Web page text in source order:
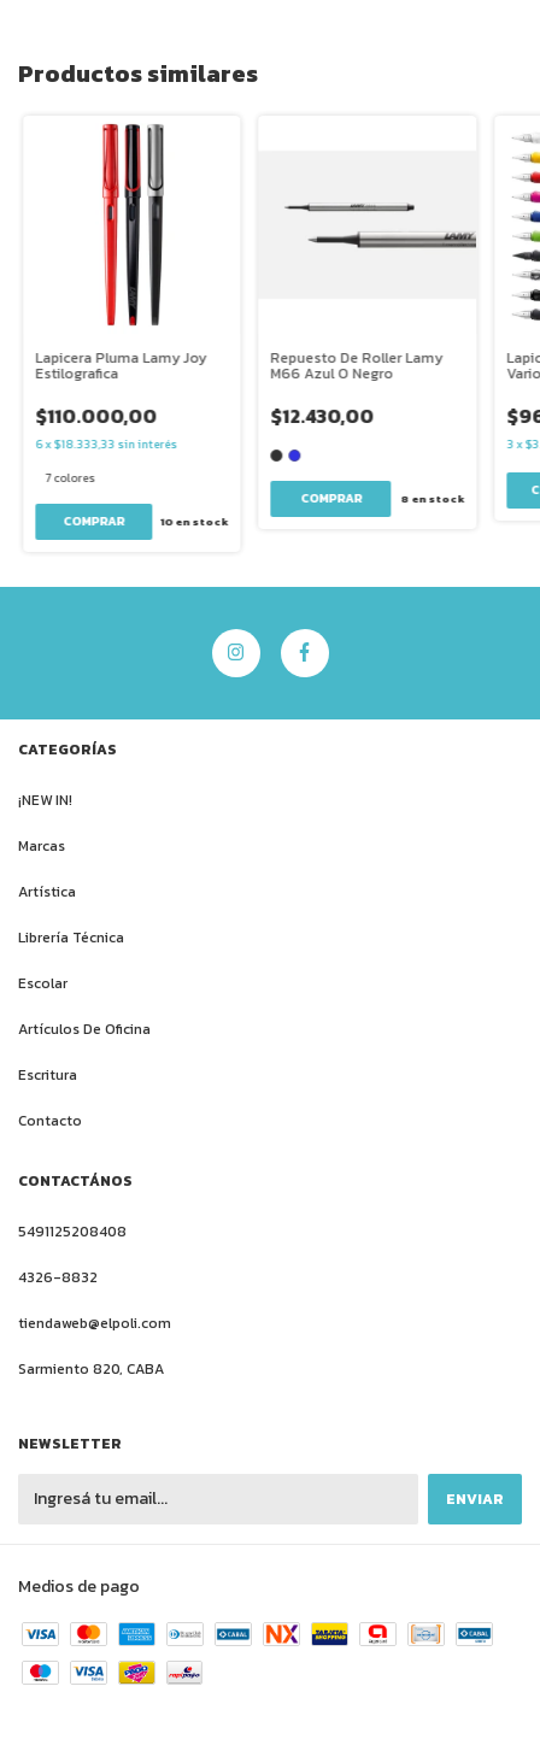
Productos similares
Lapicera Pluma Lamy Joy
Estilografica
$110.000,00
6x$18.333,33 sin interés
7 colores
COMPRAR 10en stock
Repuesto De Roller Lamy
M66 Azul O Negro
$12.430,00
COMPRAR 8 en stock
3x
CATEGORÍAS
¡NEW IN!
Marcas
Artística
Librería Técnica
Escolar
Artículos De Oficina
Escritura
Contacto
CONTACTÁNOS
5491125208408
4326-8832
tiendaweb@elpoli.com
Sarmiento 820, CABA
NEWSLETTER
Medios de pago